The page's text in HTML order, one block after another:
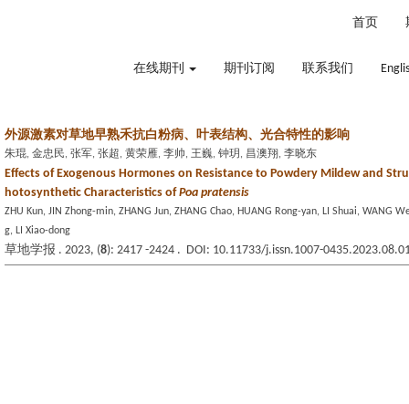
首页
在线期刊 期刊订阅 联系我们
外源激素对草地早熟禾抗白粉病、叶表结构、光合特性的影响
朱琨, 金忠民, 张军, 张超, 黄荣雁, 李帅, 王巍, 钟玥, 昌澳翔, 李晓东
Effects of Exogenous Hormones on Resistance to Powdery Mildew and
hotosynthetic Characteristics ofPoa pratensis
ZHU Kun, JIN Zhong-min, ZHANG Jun, ZHANG Chao, HUANG Rong-yan, LI Shuai, WANG
g, LI Xiao-dong
草地学报 . 2023, (8): 2417 -2424 . DOI: 10.11733/j.issn.1007-